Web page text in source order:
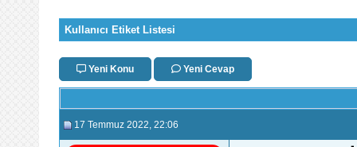
Kullanıcı Etiket Listesi
Yeni Konu Yeni Cevap
17 Temmuz 2022 , 22:06